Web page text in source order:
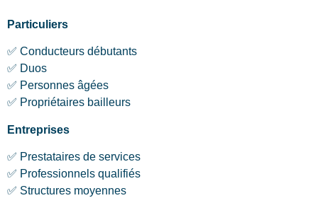
Particuliers
✅ Conducteurs débutants
✅ Duos
✅ Personnes âgées
✅ Propriétaires bailleurs
Entreprises
✅ Prestataires de services
✅ Professionnels qualifiés
✅ Structures moyennes